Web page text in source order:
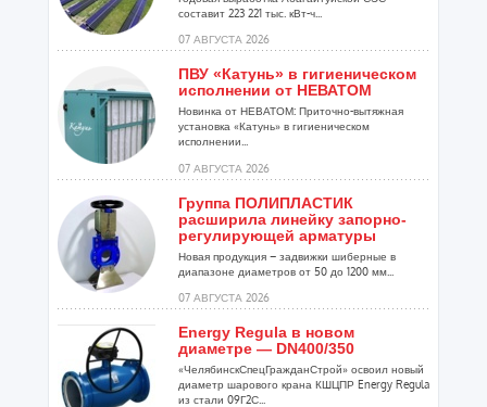
составит 223 221 тыс. кВт-ч...
07 АВГУСТА 2026
ПВУ «Катунь» в гигиеническом
исполнении от НЕВАТОМ
Новинка от НЕВАТОМ: Приточно-вытяжная
установка «Катунь» в гигиеническом
исполнении...
07 АВГУСТА 2026
Группа ПОЛИПЛАСТИК
расширила линейку запорно-
регулирующей арматуры
Новая продукция – задвижки шиберные в
диапазоне диаметров от 50 до 1200 мм...
07 АВГУСТА 2026
Energy Regula в новом
диаметре — DN400/350
«ЧелябинскСпецГражданСтрой» освоил новый
диаметр шарового крана КШЦПР Energy Regula
из стали 09Г2С...